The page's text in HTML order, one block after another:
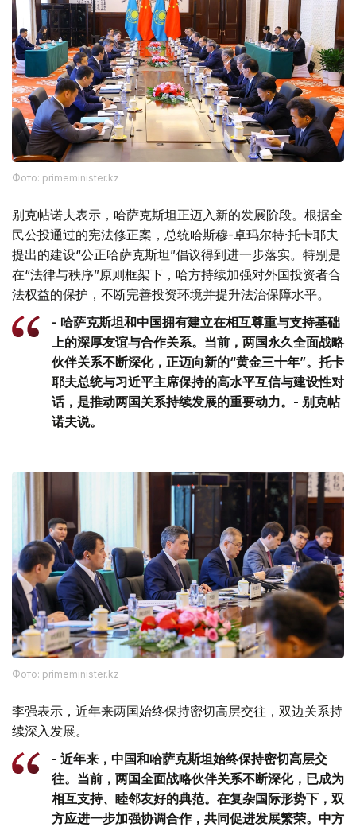
Фото: primeminister.kz
别克帖诺夫表示，哈萨克斯坦正迈入新的发展阶段。根据全
民公投通过的宪法修正案，总统哈斯穆-卓玛尔特·托卡耶夫
提出的建设“公正哈萨克斯坦”倡议得到进一步落实。特别是
在“法律与秩序”原则框架下，哈方持续加强对外国投资者合
法权益的保护，不断完善投资环境并提升法治保障水平。
- 哈萨克斯坦和中国拥有建立在相互尊重与支持基础
上的深厚友谊与合作关系。当前，两国永久全面战略
伙伴关系不断深化，正迈向新的“黄金三十年”。托卡
耶夫总统与习近平主席保持的高水平互信与建设性对
话，是推动两国关系持续发展的重要动力。- 别克帖
诺夫说。
Фото: primeminister.kz
李强表示，近年来两国始终保持密切高层交往，双边关系持
续深入发展。
- 近年来，中国和哈萨克斯坦始终保持密切高层交
往。当前，两国全面战略伙伴关系不断深化，已成为
相互支持、睦邻友好的典范。在复杂国际形势下，双
方应进一步加强协调合作，共同促进发展繁荣。中方